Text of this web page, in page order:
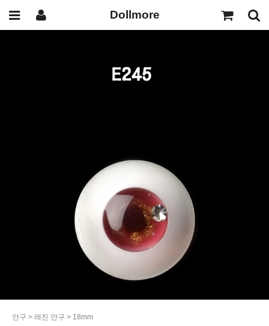
Dollmore
안구 > 레진 안구 > 18mm